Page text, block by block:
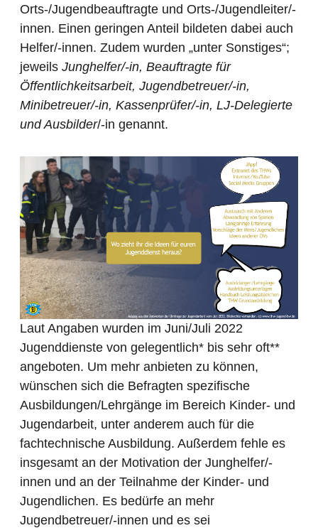
Orts-/Jugendbeauftragte und Orts-/Jugendleiter/-
innen. Einen geringen Anteil bildeten dabei auch
Helfer/-innen. Zudem wurden „unter Sonstiges“;
jeweils Junghelfer/-in, Beauftragte für
Öffentlichkeitsarbeit, Jugendbetreuer/-in,
Minibetreuer/-in, Kassenprüfer/-in, LJ-Delegierte
und Ausbilder/-in genannt.
Laut Angaben wurden im Juni/Juli 2022
Jugenddienste von gelegentlich* bis sehr oft**
angeboten. Um mehr anbieten zu können,
wünschen sich die Befragten spezifische
Ausbildungen/Lehrgänge im Bereich Kinder- und
Jugendarbeit, unter anderem auch für die
fachtechnische Ausbildung. Außerdem fehle es
insgesamt an der Motivation der Junghelfer/-
innen und an der Teilnahme der Kinder- und
Jugendlichen. Es bedürfe an mehr
Jugendbetreuer/-innen und es sei